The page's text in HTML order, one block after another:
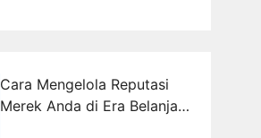
Cara Mengelola Reputasi
Merek Anda di Era Belanja